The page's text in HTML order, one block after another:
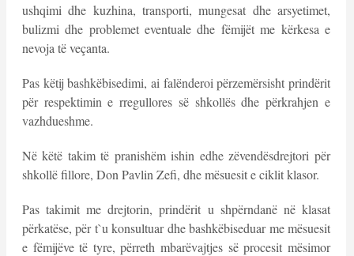
ushqimi dhe kuzhina, transporti, mungesat dhe arsyetimet,
bulizmi dhe problemet eventuale dhe fëmijët me kërkesa e
nevoja të veçanta.
Pas këtij bashkëbisedimi, ai falënderoi përzemërsisht prindërit
për respektimin e rregullores së shkollës dhe përkrahjen e
vazhdueshme.
Në këtë takim të pranishëm ishin edhe zëvendësdrejtori për
shkollë fillore, Don Pavlin Zefi, dhe mësuesit e ciklit klasor.
Pas takimit me drejtorin, prindërit u shpërndanë në klasat
përkatëse, për t`u konsultuar dhe bashkëbiseduar me mësuesit
e fëmijëve të tyre, përreth mbarëvajtjes së procesit mësimor